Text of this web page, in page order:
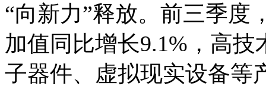
“向新力”释放。前三季度
加值同比增长9.1%，高
子器件、虚拟现实设备等